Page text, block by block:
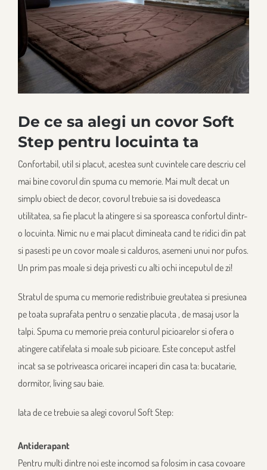
De ce sa alegi un covor Soft
Step pentru locuinta ta
Confortabil, util si placut, acestea sunt cuvintele care descriu cel
mai bine covorul din spuma cu memorie. Mai mult decat un
simplu obiect de decor, covorul trebuie sa isi dovedeasca
utilitatea, sa fie placut la atingere si sa sporeasca confortul dintr-
o locuinta. Nimic nu e mai placut dimineata cand te ridici din pat
si pasesti pe un covor moale si calduros, asemeni unui nor pufos.
Un prim pas moale si deja privesti cu alti ochi inceputul de zi!
Stratul de spuma cu memorie redistribuie greutatea si presiunea
pe toata suprafata pentru o senzatie placuta , de masaj usor la
talpi. Spuma cu memorie preia conturul picioarelor si ofera o
atingere catifelata si moale sub picioare. Este conceput astfel
incat sa se potriveasca oricarei incaperi din casa ta: bucatarie,
dormitor, living sau baie.
Iata de ce trebuie sa alegi covorul Soft Step:
Antiderapant
Pentru multi dintre noi este incomod sa folosim in casa covoare